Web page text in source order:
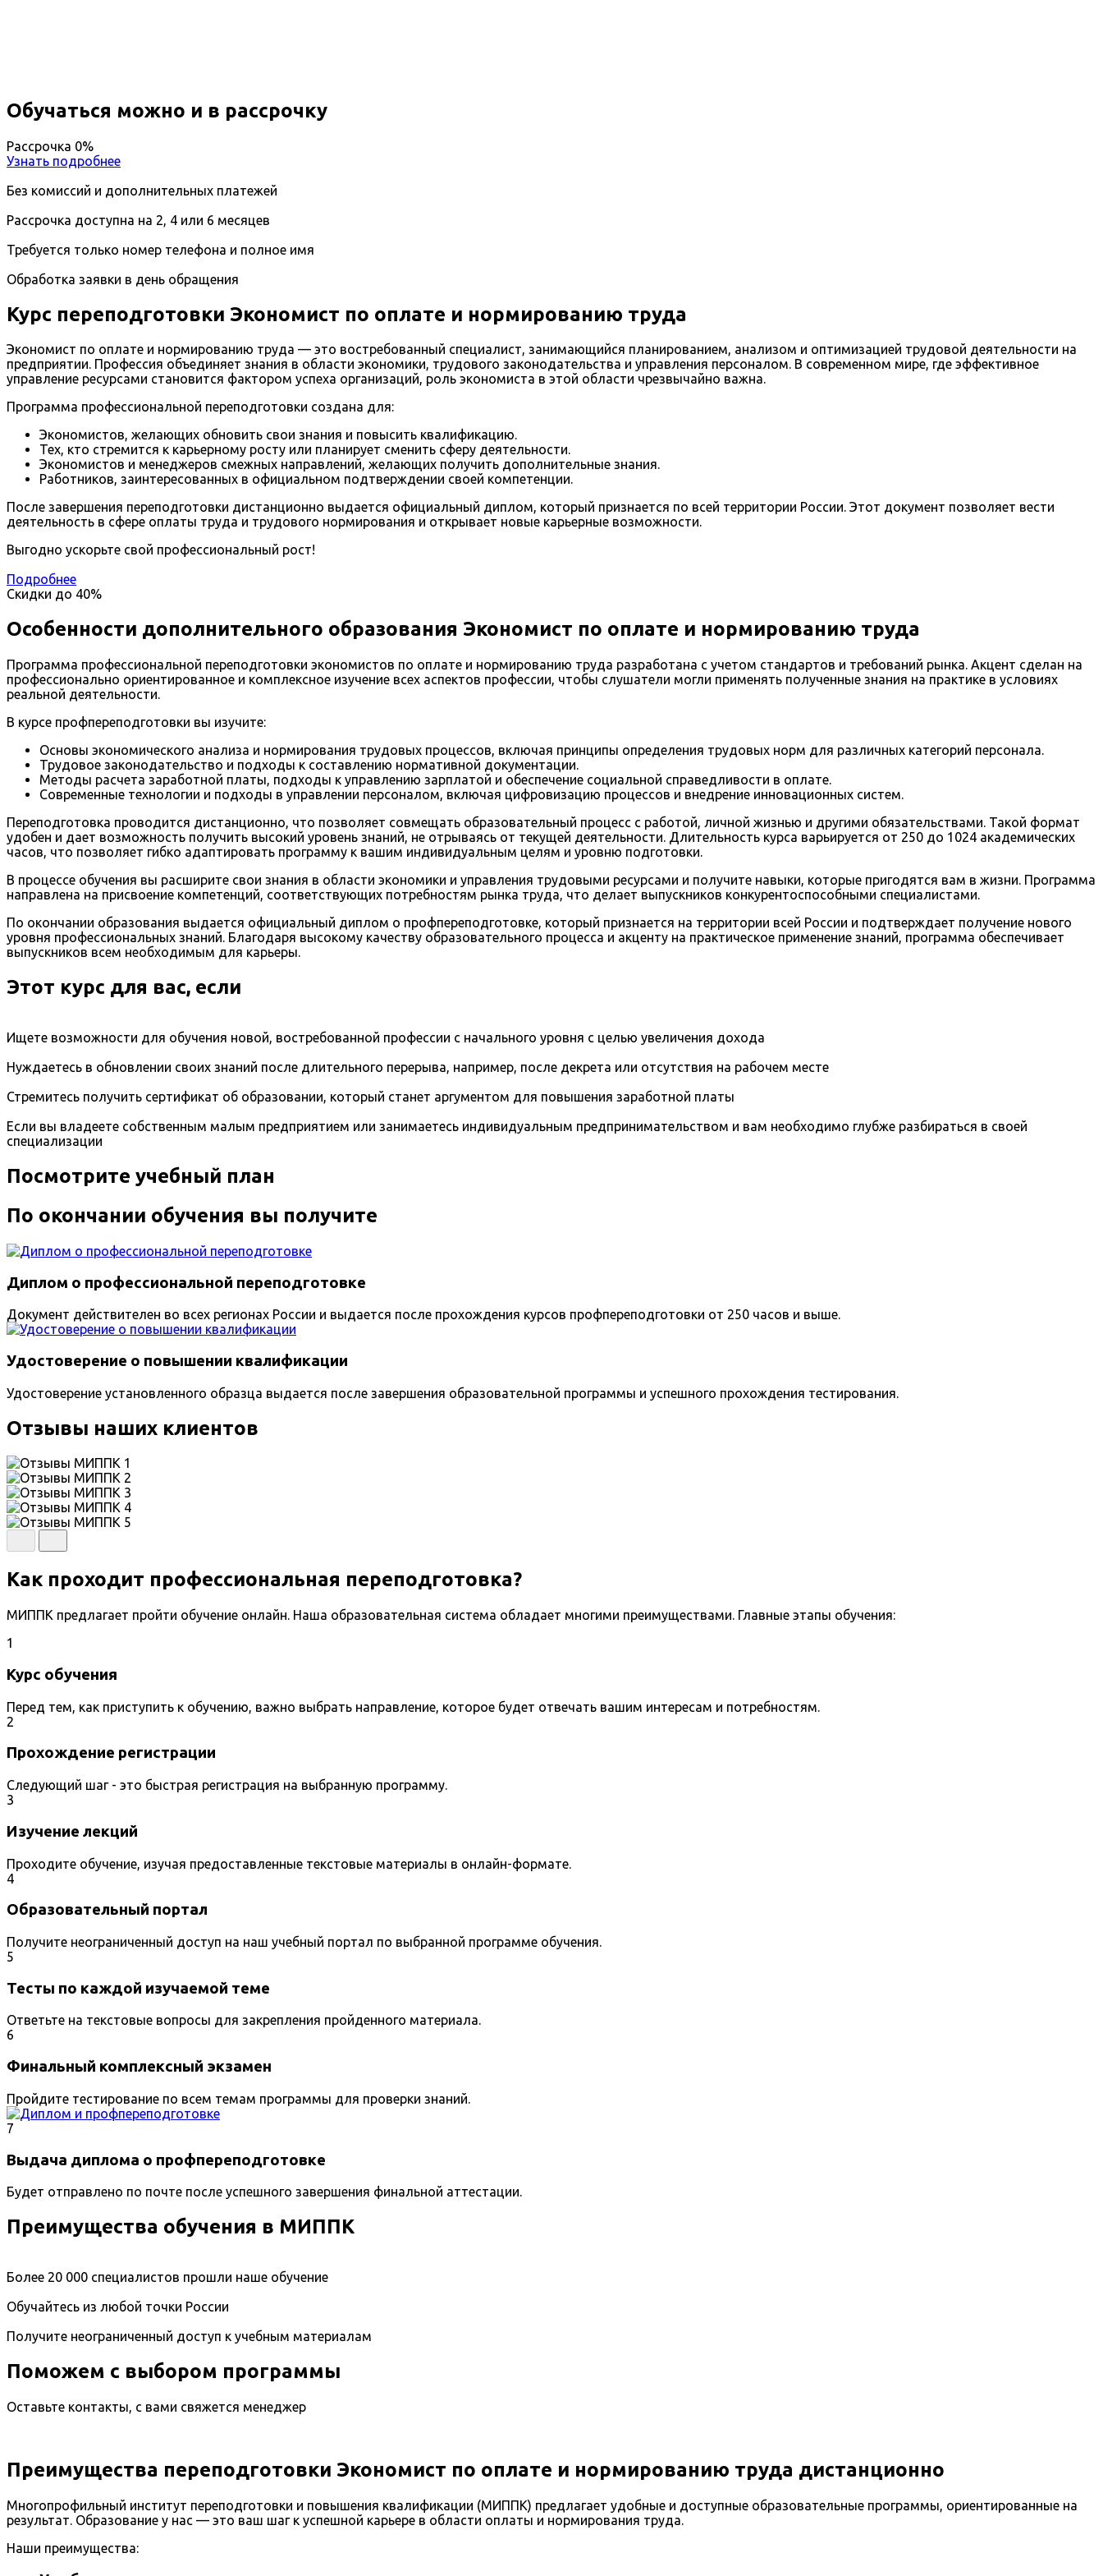
Обучаться можно и в рассрочку
Рассрочка 0%
Узнать подробнее
Без комиссий и дополнительных платежей
Рассрочка доступна на 2, 4 или 6 месяцев
Требуется только номер телефона и полное имя
Обработка заявки в день обращения
Курс переподготовки Экономист по оплате и нормированию труда
Экономист по оплате и нормированию труда — это востребованный специалист, занимающийся планированием, анализом и оптимизацией трудовой деятельности на
предприятии. Профессия объединяет знания в области экономики, трудового законодательства и управления персоналом. В современном мире, где эффективное
управление ресурсами становится фактором успеха организаций, роль экономиста в этой области чрезвычайно важна.
Программа профессиональной переподготовки создана для:
Экономистов, желающих обновить свои знания и повысить квалификацию.
Тех, кто стремится к карьерному росту или планирует сменить сферу деятельности.
Экономистов и менеджеров смежных направлений, желающих получить дополнительные знания.
Работников, заинтересованных в официальном подтверждении своей компетенции.
После завершения переподготовки дистанционно выдается официальный диплом, который признается по всей территории России. Этот документ позволяет вести
деятельность в сфере оплаты труда и трудового нормирования и открывает новые карьерные возможности.
Выгодно ускорьте свой профессиональный рост!
Подробнее
Скидки до 40%
Особенности дополнительного образования Экономист по оплате и нормированию труда
Программа профессиональной переподготовки экономистов по оплате и нормированию труда разработана с учетом стандартов и требований рынка. Акцент сделан на
профессионально ориентированное и комплексное изучение всех аспектов профессии, чтобы слушатели могли применять полученные знания на практике в условиях
реальной деятельности.
В курсе профпереподготовки вы изучите:
Основы экономического анализа и нормирования трудовых процессов, включая принципы определения трудовых норм для различных категорий персонала.
Трудовое законодательство и подходы к составлению нормативной документации.
Методы расчета заработной платы, подходы к управлению зарплатой и обеспечение социальной справедливости в оплате.
Современные технологии и подходы в управлении персоналом, включая цифровизацию процессов и внедрение инновационных систем.
Переподготовка проводится дистанционно, что позволяет совмещать образовательный процесс с работой, личной жизнью и другими обязательствами. Такой формат
удобен и дает возможность получить высокий уровень знаний, не отрываясь от текущей деятельности. Длительность курса варьируется от 250 до 1024 академических
часов, что позволяет гибко адаптировать программу к вашим индивидуальным целям и уровню подготовки.
В процессе обучения вы расширите свои знания в области экономики и управления трудовыми ресурсами и получите навыки, которые пригодятся вам в жизни. Программа
направлена на присвоение компетенций, соответствующих потребностям рынка труда, что делает выпускников конкурентоспособными специалистами.
По окончании образования выдается официальный диплом о профпереподготовке, который признается на территории всей России и подтверждает получение нового
уровня профессиональных знаний. Благодаря высокому качеству образовательного процесса и акценту на практическое применение знаний, программа обеспечивает
выпускников всем необходимым для карьеры.
Этот курс для вас, если
Ищете возможности для обучения новой, востребованной профессии с начального уровня с целью увеличения дохода
Нуждаетесь в обновлении своих знаний после длительного перерыва, например, после декрета или отсутствия на рабочем месте
Стремитесь получить сертификат об образовании, который станет аргументом для повышения заработной платы
Если вы владеете собственным малым предприятием или занимаетесь индивидуальным предпринимательством и вам необходимо глубже разбираться в своей
специализации
Посмотрите учебный план
По окончании обучения вы получите
Диплом о профессиональной переподготовке
Документ действителен во всех регионах России и выдается после прохождения курсов профпереподготовки от 250 часов и выше.
Удостоверение о повышении квалификации
Удостоверение установленного образца выдается после завершения образовательной программы и успешного прохождения тестирования.
Отзывы наших клиентов
Как проходит профессиональная переподготовка?
МИППК предлагает пройти обучение онлайн. Наша образовательная система обладает многими преимуществами. Главные этапы обучения:
1
Курс обучения
Перед тем, как приступить к обучению, важно выбрать направление, которое будет отвечать вашим интересам и потребностям.
2
Прохождение регистрации
Следующий шаг - это быстрая регистрация на выбранную программу.
3
Изучение лекций
Проходите обучение, изучая предоставленные текстовые материалы в онлайн-формате.
4
Образовательный портал
Получите неограниченный доступ на наш учебный портал по выбранной программе обучения.
5
Тесты по каждой изучаемой теме
Ответьте на текстовые вопросы для закрепления пройденного материала.
6
Финальный комплексный экзамен
Пройдите тестирование по всем темам программы для проверки знаний.
7
Выдача диплома о профпереподготовке
Будет отправлено по почте после успешного завершения финальной аттестации.
Преимущества обучения в МИППК
Более 20 000 специалистов прошли наше обучение
Обучайтесь из любой точки России
Получите неограниченный доступ к учебным материалам
Поможем с выбором программы
Оставьте контакты, с вами свяжется менеджер
Преимущества переподготовки Экономист по оплате и нормированию труда дистанционно
Многопрофильный институт переподготовки и повышения квалификации (МИППК) предлагает удобные и доступные образовательные программы, ориентированные на
результат. Образование у нас — это ваш шаг к успешной карьере в области оплаты и нормирования труда.
Наши преимущества: